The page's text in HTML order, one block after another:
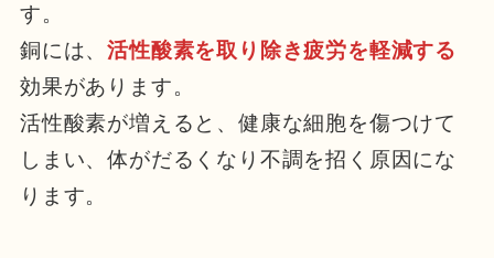
す。
銅には、活性酸素を取り除き疲労を軽減する
効果があります。
活性酸素が増えると、健康な細胞を傷つけて
しまい、体がだるくなり不調を招く原因にな
ります。